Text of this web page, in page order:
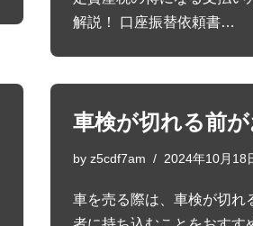
解説！ 口座振替依頼書…
車検が切れる前
by z5cdf7am 2024年10月18
車を売る際は、車検が切れ